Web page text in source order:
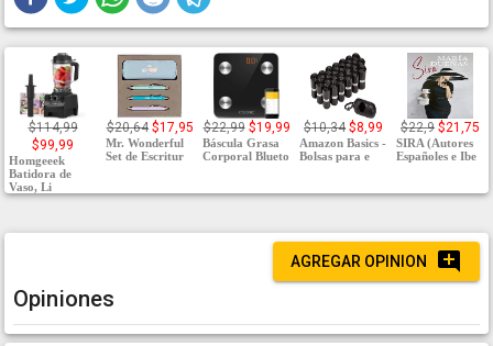
$114,99
$99,99
Homgeeek
Batidora de
Vaso, Li
$20,64 $17,95
Mr. Wonderful
Set de Escritur
$22,99 $19,99
Báscula Grasa
Corporal Blueto
$10,34 $8,99
Amazon Basics -
Bolsas para e
$22,9 $21,75
SIRA (Autores
Españoles e Ibe
AGREGAR OPINION
Opiniones